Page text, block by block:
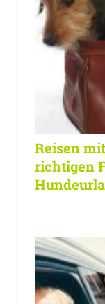
Reisen
richtigen